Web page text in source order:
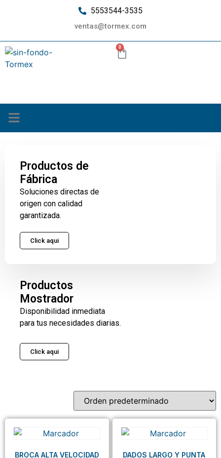
5553544-3535
ventas@tormex.com
0
Productos de
Fábrica
Soluciones directas de
origen con calidad
garantizada.
Click aqui
Productos
Mostrador
Disponibilidad inmediata
para tus necesidades diarias.
Click aqui
BROCA ALTA VELOCIDAD DADOS LARGO Y PUNTA